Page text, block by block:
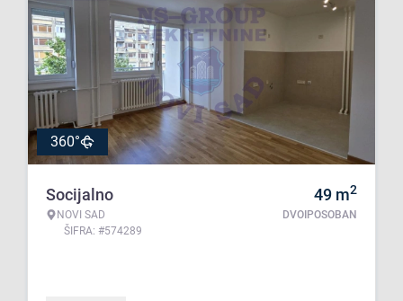
360°
Socijalno
NOVI SAD
ŠIFRA: #574289
49 m2
DVOIPOSOBAN